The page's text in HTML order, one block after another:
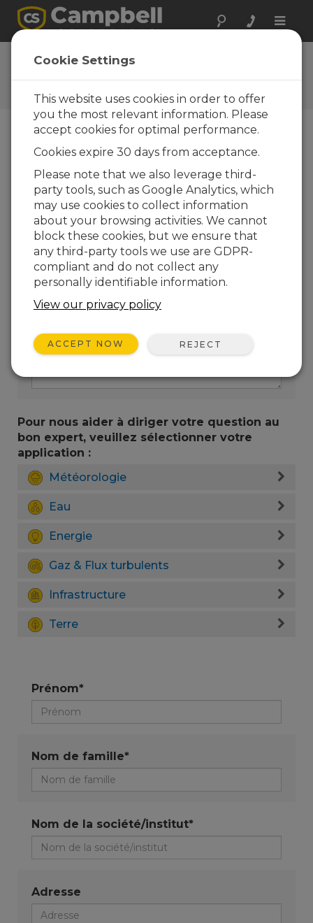
Toggle
Questions
Posez vos questions à
Campbell Scientific France
de nos experts vous contactera. * = champ
obligatoire.
Veuillez sélectionner le type de question
:
Achat
Support technique
Tapez votre question ici :
Pour nous aider à diriger votre question au
bon expert, veuillez sélectionner votre
application :
Météorologie
Eau
Energie
Gaz & Flux turbulents
Infrastructure
Terre
Prénom*
Nom de famille*
Nom de la société/institut*
Adresse
Cookie Settings
This website uses cookies in order to offer
you the most relevant information. Please
accept cookies for optimal performance.
Cookies expire 30 days from acceptance.
Please note that we also leverage third-
party tools, such as Google Analytics, which
may use cookies to collect information
about your browsing activities. We cannot
block these cookies, but we ensure that
any third-party tools we use are GDPR-
compliant and do not collect any
personally identifiable information.
View our privacy policy
ACCEPT NOW REJECT